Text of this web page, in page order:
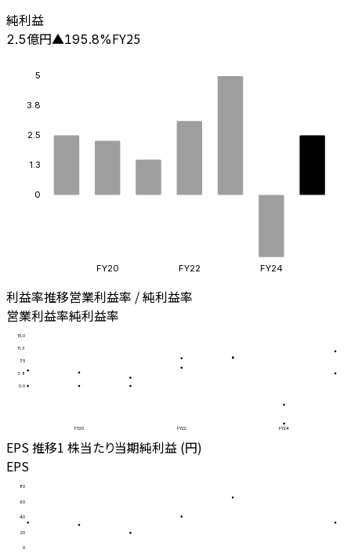
純利益
2.5億円▲195.8%FY25
0
1.3
2.5
3.8
5
FY20 FY22 FY24
利益率推移営業利益率 / 純利益率
営業利益率純利益率
0.0
3.8
7.5
11.3
15.0
FY20 FY22 FY24
EPS 推移1 株当たり当期純利益 (円)
EPS
0
20
40
60
80